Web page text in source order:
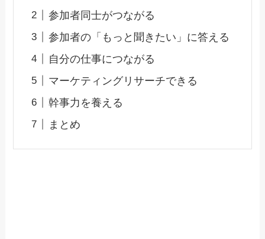
参加者同士がつながる
参加者の「もっと聞きたい」に答える
自分の仕事につながる
マーケティングリサーチできる
幹事力を養える
まとめ